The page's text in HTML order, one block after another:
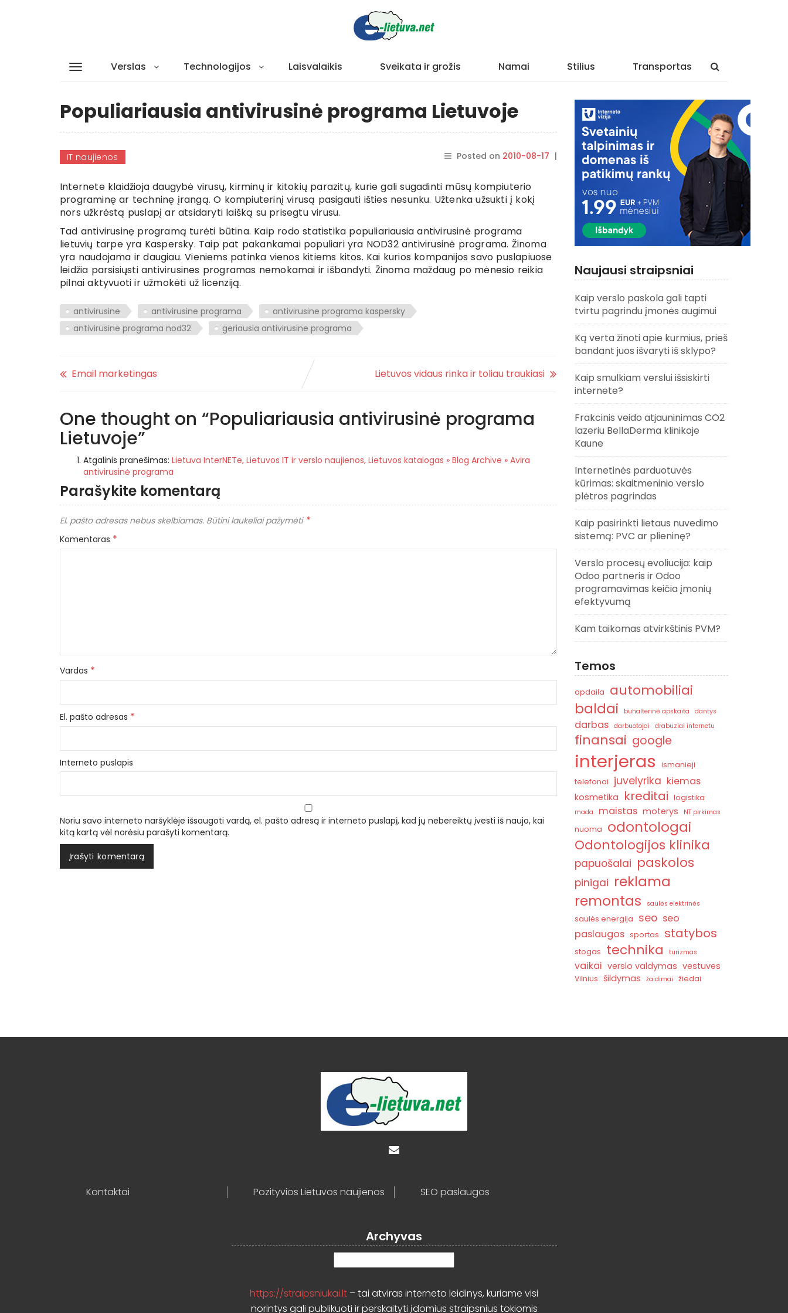
Verslas Technologijos Laisvalaikis Sveikata ir grožis Namai Stilius Transportas
Populiariausia antivirusinė programa Lietuvoje
IT naujienos Posted on 2010-08-17 |
rasytojas
Internete klaidžioja daugybė virusų, kirminų ir kitokių parazitų, kurie gali sugadinti mūsų kompiuterio
programinę ar techninę įrangą. O kompiuterinį virusą pasigauti išties nesunku. Užtenka užsukti į kokį
nors užkrėstą puslapį ar atsidaryti laišką su prisegtu virusu.
Tad antivirusinę programą turėti būtina. Kaip rodo statistika populiariausia antivirusinė programa
lietuvių tarpe yra Kaspersky. Taip pat pakankamai populiari yra NOD32 antivirusinė programa. Žinoma
yra naudojama ir daugiau. Vieniems patinka vienos kitiems kitos. Kai kurios kompanijos savo puslapiuose
leidžia parsisiųsti antivirusines programas nemokamai ir išbandyti. Žinoma maždaug po mėnesio reikia
pilnai aktyvuoti ir užmokėti už licenziją.
antivirusine antivirusine programa
antivirusine programa kaspersky
antivirusine programa nod32
geriausia antivirusine programa
Email marketingas Lietuvos vidaus rinka ir toliau traukiasi
One thought on “Populiariausia antivirusinė programa
Lietuvoje”
Atgalinis pranešimas: Lietuva InterNETe, Lietuvos IT ir verslo naujienos, Lietuvos katalogas » Blog Archive » Avira
antivirusinė programa
Parašykite komentarą
El. pašto adresas nebus skelbiamas. Būtini laukeliai pažymėti *
Komentaras *
Vardas *
El. pašto adresas *
Interneto puslapis
Noriu savo interneto naršyklėje išsaugoti vardą, el. pašto adresą ir interneto puslapį, kad jų nebereiktų įvesti iš naujo, kai
kitą kartą vėl norėsiu parašyti komentarą.
Naujausi straipsniai
Kaip verslo paskola gali tapti
tvirtu pagrindu įmonės augimui
Ką verta žinoti apie kurmius, prieš
bandant juos išvaryti iš sklypo?
Kaip smulkiam verslui išsiskirti
internete?
Frakcinis veido atjauninimas CO2
lazeriu BellaDerma klinikoje
Kaune
Internetinės parduotuvės
kūrimas: skaitmeninio verslo
plėtros pagrindas
Kaip pasirinkti lietaus nuvedimo
sistemą: PVC ar plieninę?
Verslo procesų evoliucija: kaip
Odoo partneris ir Odoo
programavimas keičia įmonių
efektyvumą
Kam taikomas atvirkštinis PVM?
Temos
apdaila automobiliai
baldai buhalterinė apskaita dantys
darbas darbuotojai drabuziai internetu
finansai google
interjeras
ismanieji
telefonai
juvelyrika kiemas
kosmetika kreditai logistika
mada maistas moterys NT pirkimas
nuoma odontologai
Odontologijos klinika
papuošalai paskolos
pinigai reklama
remontas
saulės elektrinės
saulės energija seo seo
paslaugos sportas statybos
stogas technika turizmas
vaikai verslo valdymas vestuves
Vilnius šildymas žaidimai žiedai
Kontaktai Pozityvios Lietuvos naujienos SEO paslaugos
Archyvas
https://straipsniukai.lt – tai atviras interneto leidinys, kuriame visi
norintys gali publikuoti ir perskaityti įdomius straipsnius tokiomis